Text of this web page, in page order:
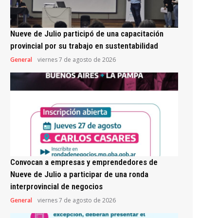
Nueve de Julio participó de una capacitación
provincial por su trabajo en sustentabilidad
General viernes 7 de agosto de 2026
Convocan a empresas y emprendedores de
Nueve de Julio a participar de una ronda
interprovincial de negocios
General viernes 7 de agosto de 2026